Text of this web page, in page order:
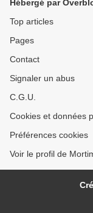
Hébergé par
Top articles
Pages
Contact
Signaler un abus
C.G.U.
Cookies et données
Préférences cookies
Voir le profil de